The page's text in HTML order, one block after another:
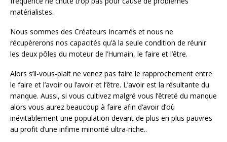
matérialistes.
Nous sommes des Créateurs Incarnés et nous ne
récupèrerons nos capacités qu’à la seule condition de réunir
les deux pôles du moteur de l’Humain, le faire et l’être.
Alors s’il-vous-plait ne venez pas faire le rapprochement entre
le faire et l’avoir ou l’avoir et l’être. L’avoir est la résultante du
manque. Aussi, si vous cultivez malgré vous l’êtreté du manque
alors vous aurez beaucoup à faire afin d’avoir d’où
inévitablement une population devant de plus en plus pauvres
au profit d’une infime minorité ultra-riche..